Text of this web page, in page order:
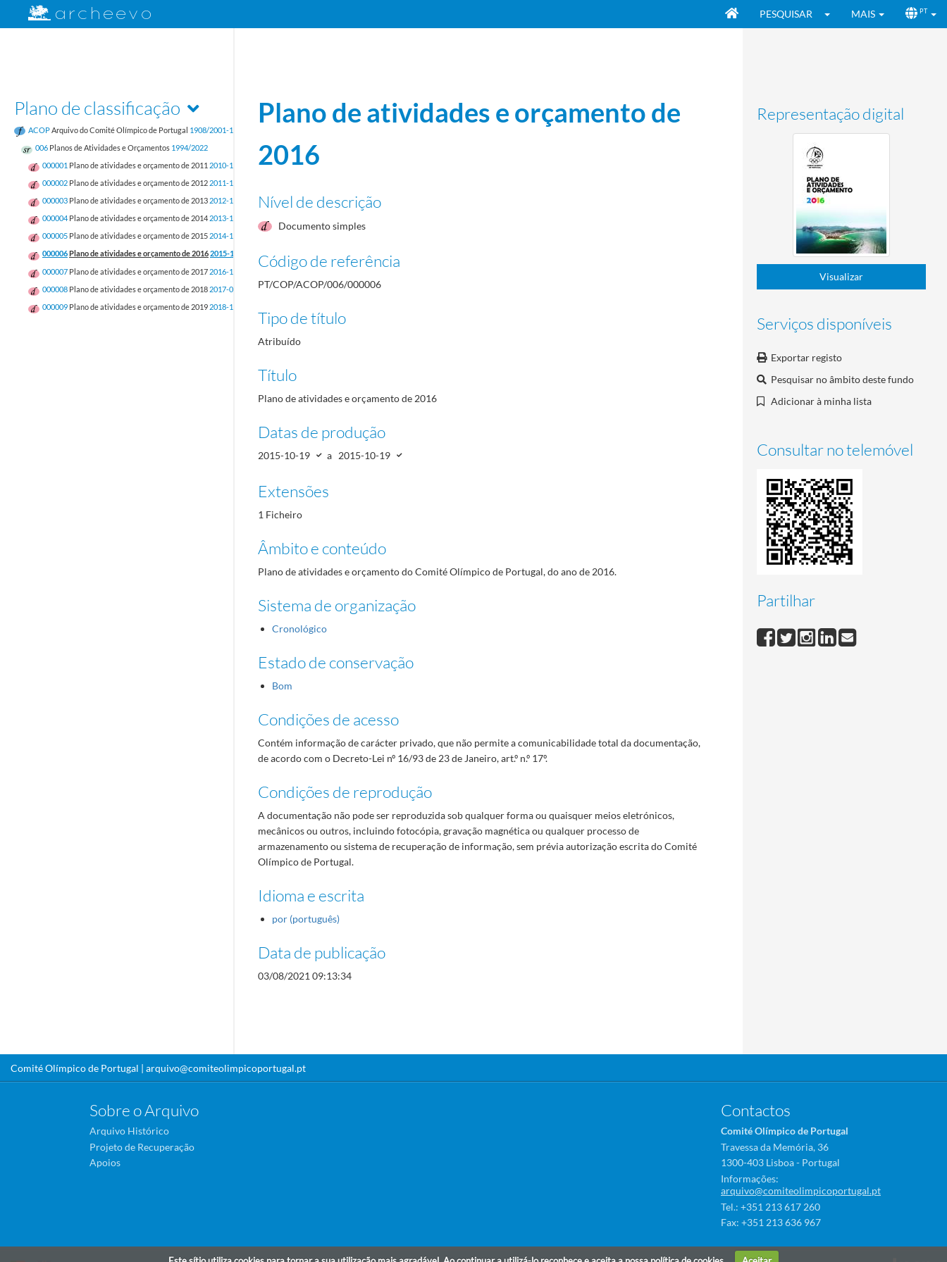
PESQUISAR MAIS PT
Plano de classificação
ACOPArquivo do Comité Olímpico de Portugal 1908/2001-12-31
006 Planos de Atividades e Orçamentos 1994/2022
000001 Plano de atividades e orçamento de 2011 2010-11-12/2010-11-12
000002 Plano de atividades e orçamento de 2012 2011-11-14/2011-11-14
000003 Plano de atividades e orçamento de 2013 2012-10-01/2012-10-01
000004 Plano de atividades e orçamento de 2014 2013-11-18/2013-11-18
000005 Plano de atividades e orçamento de 2015 2014-11-18/2014-11-18
000006Plano de atividades e orçamento de 20162015-10-19/2015-10-19
000007 Plano de atividades e orçamento de 2017 2016-10-10/2016-10-10
000008 Plano de atividades e orçamento de 2018 2017-09-23/2017-09-23
000009 Plano de atividades e orçamento de 2019 2018-10-13/2018-10-13
Representação digital
Visualizar
Serviços disponíveis
Exportar registo
Pesquisar no âmbito deste fundo
Adicionar à minha lista
Consultar no telemóvel
Partilhar
Plano de atividades e orçamento de
2016
Nível de descrição
Documento simples
Código de referência
PT/COP/ACOP/006/000006
Tipo de título
Atribuído
Título
Plano de atividades e orçamento de 2016
Datas de produção
2015-10-19 a 2015-10-19
Extensões
1 Ficheiro
Âmbito e conteúdo
Plano de atividades e orçamento do Comité Olímpico de Portugal, do ano de 2016.
Sistema de organização
Cronológico
Estado de conservação
Bom
Condições de acesso
Contém informação de carácter privado, que não permite a comunicabilidade total da documentação,
de acordo com o Decreto-Lei nº 16/93 de 23 de Janeiro, art.º n.º 17º.
Condições de reprodução
A documentação não pode ser reproduzida sob qualquer forma ou quaisquer meios eletrónicos,
mecânicos ou outros, incluindo fotocópia, gravação magnética ou qualquer processo de
armazenamento ou sistema de recuperação de informação, sem prévia autorização escrita do Comité
Olímpico de Portugal.
Idioma e escrita
por (português)
Data de publicação
03/08/2021 09:13:34
Comité Olímpico de Portugal | arquivo@comiteolimpicoportugal.pt
Sobre o Arquivo
Arquivo Histórico
Projeto de Recuperação
Apoios
Contactos
Comité Olímpico de Portugal
Travessa da Memória, 36
1300-403 Lisboa - Portugal
Informações:
arquivo@comiteolimpicoportugal.pt
Tel.: +351 213 617 260
Fax: +351 213 636 967